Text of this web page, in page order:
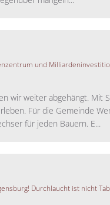
und
wir weiter abgehängt. Mit
Für die Gemeinde
für jeden Bauern. E...
Durchlaucht ist nicht